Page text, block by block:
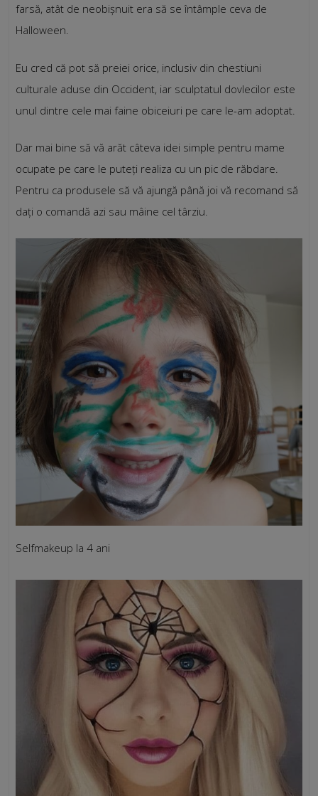
farsă, atât de neobișnuit era să se întâmple ceva de
Halloween.
Eu cred că pot să preiei orice, inclusiv din chestiuni
culturale aduse din Occident, iar sculptatul dovlecilor este
unul dintre cele mai faine obiceiuri pe care le-am adoptat.
Dar mai bine să vă arăt câteva idei simple pentru mame
ocupate pe care le puteți realiza cu un pic de răbdare.
Pentru ca produsele să vă ajungă până joi vă recomand să
dați o comandă azi sau mâine cel târziu.
Selfmakeup la 4 ani